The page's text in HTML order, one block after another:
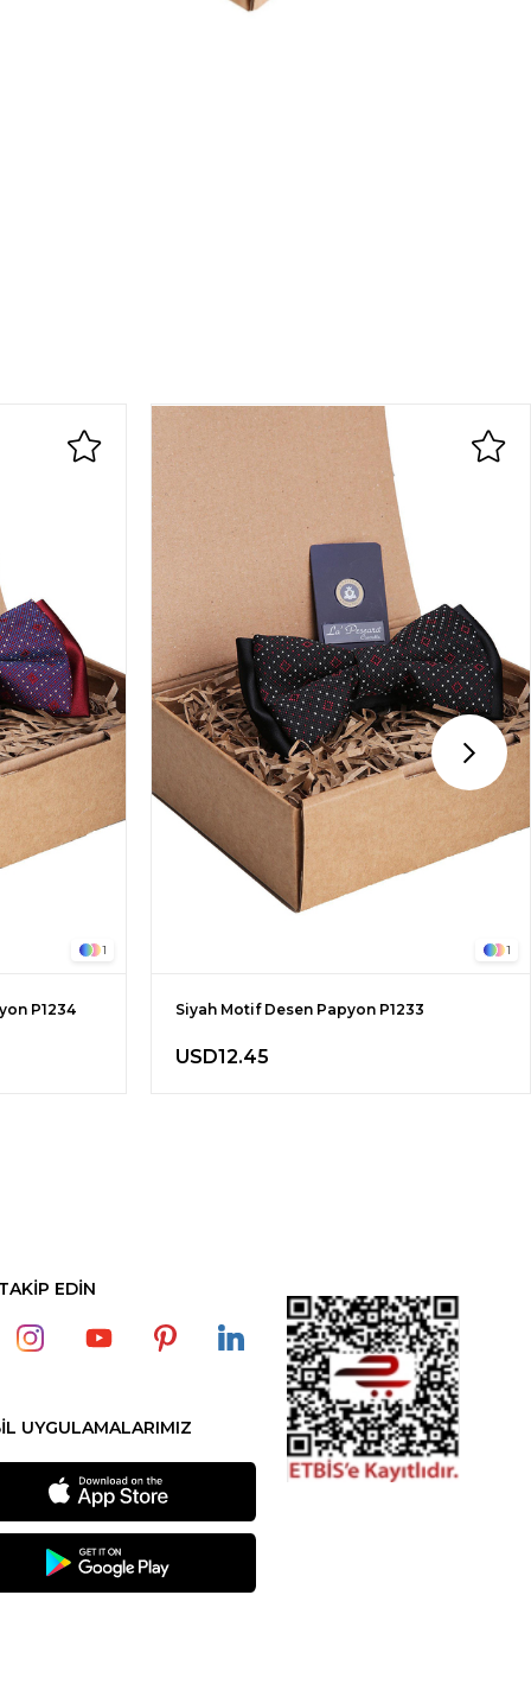
1
P1234
1
Siyah Motif Desen Papyon P1233
USD12.45
EDİN
UYGULAMALARIMIZ